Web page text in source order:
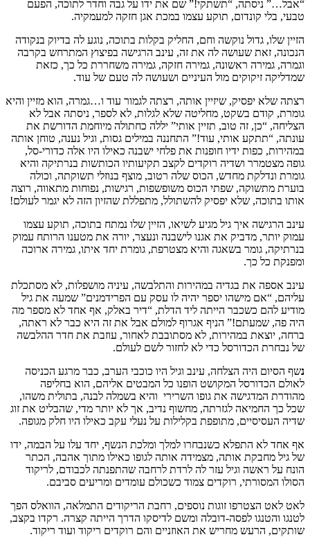
“אבל…” ניסתה, “תשתקי!” שם את ידו על גבה וחדר לתוכה, הפעם
טבעי, בלי קונדום, תוקע עצמו במכת אגן חזקה למעמקיה.
הזיין שלו, גדול נוקשה וחם, החליק בקלות בתוכה, נוגע לה בדיוק בנקודה
הנכונה, זאת שעושה לה את זה, עינב הרגישה בפיצוץ המתרחש בקרבה
וגמרה, גמירה ראשונה, גמירה חזקה, גמירה משחררת כל כך, כזאת
שמדליקה זיקוקים מול העיניים ושעושה לה טעם של עוד.
רצתה שלא יפסיק, שיזיין אותה, רצתה לגמור עוד ו…גמרה, הוא מזיין והיא
גומרת, קודם בשקט, מחליטה שלא לגלות, לא לספר, ניסתה אבל לא
הצליחה, “כן, זה טוב, תזיין אותי” יללה כחתולה מיוחמת הדורשת את
עונתה, “תתקע אותי, עוד!” התחננה במילים גסות, וגיל נענה, טוחן אותה
במהירות, כפות ידיו חופנות את פלחי ישבנה כאילו היו אלה כדורי-סל,
גופה מצטמרר ושדיה רוקדים לקצב תקיעותיו הכותשות בנרתיקה והיא
גומרת ונדלקת מחדש, הכוס שלה רטוב, מוצף בנוזלי תשוקתה, וכולה
בוערת מתשוקה, שפתי הכוס משופשפות, רגישות, נפוחות מתאווה, רוצה
אותו בתוכה, שלא יפסיק להשתולל, מתפללת שהזיון הזה לא יגמר לעולם!
עינב הרגישה איך גיל מגיע לשיאו, הזיין שלו נמתח בתוכה, תוקע עצמו
עמוק יותר, מדביק את אגנו לישבנה ונעצר, יורה את מטענו הרותח עמוק
בנרתיקה, גומר בשאגה והיא מצטרפת, גומרת יחד איתו, גמירה ארוכה
ומפנקת כל כך.
עינב אספה את בגדיה במהירות והתלבשה, עיניה מושפלות, לא מסתכלת
עליהם, “אם מישהו יספר יהיה לו עסק עם הפרידמנים” שמעה את גיל
מודיע להם כשכבר הייתה ליד הדלת, “דיר באלק, אף אחד לא מספר מה
היה פה, שמעתם!” הניף אגרוף למולם אבל את זה היא כבר לא ראתה,
ברחה, יוצאת במהירות, לא מסתובבת לאחור, עוזבת את חדר ההלבשה
של נבחרת הכדורסל כדי לא לחזור לשם לעולם.
נשף הסיום היה הצלחה, עינב וגיל היו כוכבי הערב, כבר מרגע הכניסה
לאולם הכדורסל המקושט הופנו כל המבטים אליהם, הוא בחליפה
מהודרת המדגישה את גופו השרירי והיא בשמלה לבנה, בתולית משהו,
שכל כך החמיאה לגזרתה, מחשוף נדיב, אך לא יותר מדי, שהבליט את זוג
שדיה העסיסיים, מתופפת בקלילות על נעלי עקב כאילו היו חלק מגופה.
אף אחד לא התפלא כשנבחרו למלך ומלכת הנשף, יחד עלו על הבמה, ידו
של גיל מחבקת אותה, מצמידה אותה לגופו כאילו מתוך אהבה, הכתר
הונח על ראשה וגיל עזר לה לרדת לרחבה שהתפנתה לכבודם, לריקוד
הסולו המסורתי, רוקדים צמוד כשכולם עומדים ומריעים סביבם.
לאט לאט הצטרפו זוגות נוספים, רחבת הריקודים התמלאה, הוואלס הפך
לטנגו והטנגו לפסה-דובלה ומשם לדיסקו הדרך הייתה קצרה. רקדו בקצב,
שותקים, הרעש מחריש את האוזניים והם רוקדים ריקוד ועוד ריקוד.